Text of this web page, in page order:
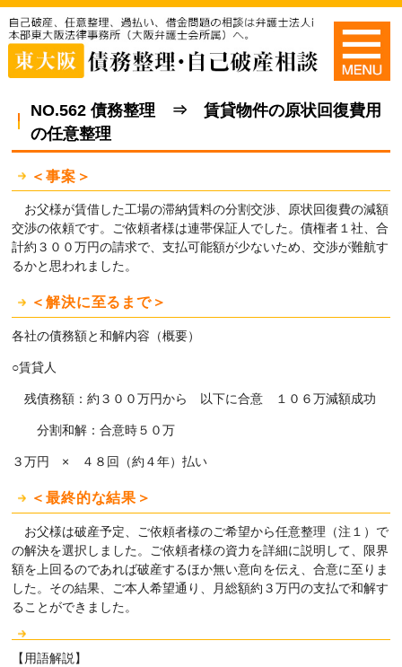
NO.562 債務整理 ⇒ 賃貸物件の原状回復費用
の任意整理
＜事案＞
お父様が賃借した工場の滞納賃料の分割交渉、原状回復費の減額
交渉の依頼です。ご依頼者様は連帯保証人でした。債権者１社、合
計約３００万円の請求で、支払可能額が少ないため、交渉が難航す
るかと思われました。
＜解決に至るまで＞
各社の債務額と和解内容（概要）
○賃貸人
残債務額：約３００万円から 以下に合意 １０６万減額成功
分割和解：合意時５０万
３万円 × ４８回（約４年）払い
＜最終的な結果＞
お父様は破産予定、ご依頼者様のご希望から任意整理（注１）で
の解決を選択しました。ご依頼者様の資力を詳細に説明して、限界
額を上回るのであれば破産するほか無い意向を伝え、合意に至りま
した。その結果、ご本人希望通り、月総額約３万円の支払で和解す
ることができました。
【用語解説】